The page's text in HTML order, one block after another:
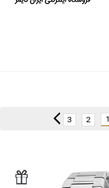
1
2
3